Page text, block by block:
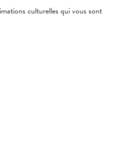
culturelles qui vous sont